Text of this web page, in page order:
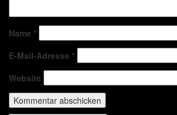
Name *
E-Mail-Adresse *
Website